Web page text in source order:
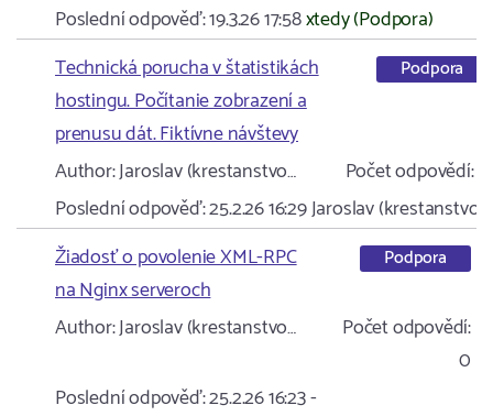
Poslední odpověď:19.3.26 17:58xtedy (Podpora)
Technická porucha v štatistikách
hostingu. Počítanie zobrazení a
prenusu dát. Fiktívne návštevy
Podpora
Author:Jaroslav (krestanstvo… Počet odpovědí:2
Poslední odpověď:25.2.26 16:29Jaroslav (krestanstvo…
Žiadosť o povolenie XML-RPC
na Nginx serveroch
Podpora
Author:Jaroslav (krestanstvo…
Počet odpovědí:
0
Poslední odpověď:25.2.26 16:23-